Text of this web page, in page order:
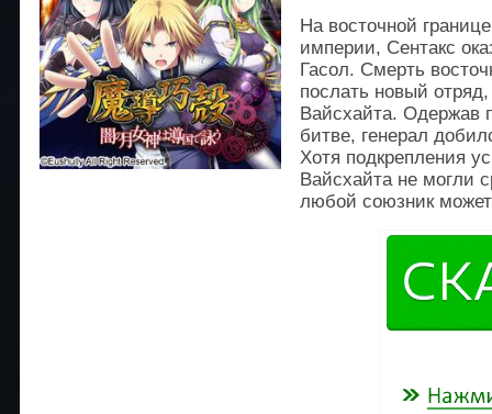
На восточной
империи, Сентакс
Гасол. Смерть
послать новый
Вайсхайта. Одержав
битве, генерал
Хотя подкрепления
Вайсхайта не могли
любой союзник